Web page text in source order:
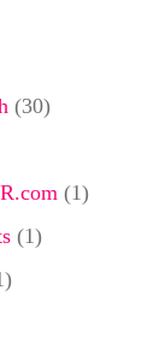
(30)
(1)
(1)